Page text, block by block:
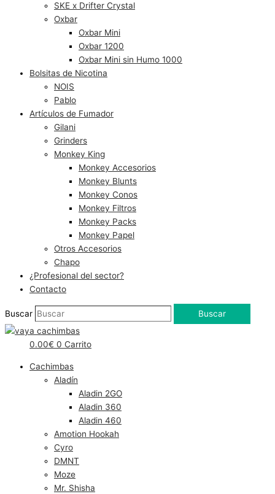
SKE x Drifter Crystal
Oxbar
Oxbar Mini
Oxbar 1200
Oxbar Mini sin Humo 1000
Bolsitas de Nicotina
NOIS
Pablo
Artículos de Fumador
Gilani
Grinders
Monkey King
Monkey Accesorios
Monkey Blunts
Monkey Conos
Monkey Filtros
Monkey Packs
Monkey Papel
Otros Accesorios
Chapo
¿Profesional del sector?
Contacto
Buscar Buscar
0.00€ 0 Carrito
Cachimbas
Aladín
Aladin 2GO
Aladin 360
Aladin 460
Amotion Hookah
Cyro
DMNT
Moze
Mr. Shisha